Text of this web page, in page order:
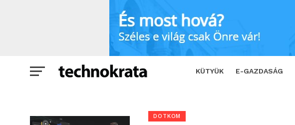
KÜTYÜK E-GAZDASÁG
Statisztákat keresünk! – áll az e-mailben
DOTKOM